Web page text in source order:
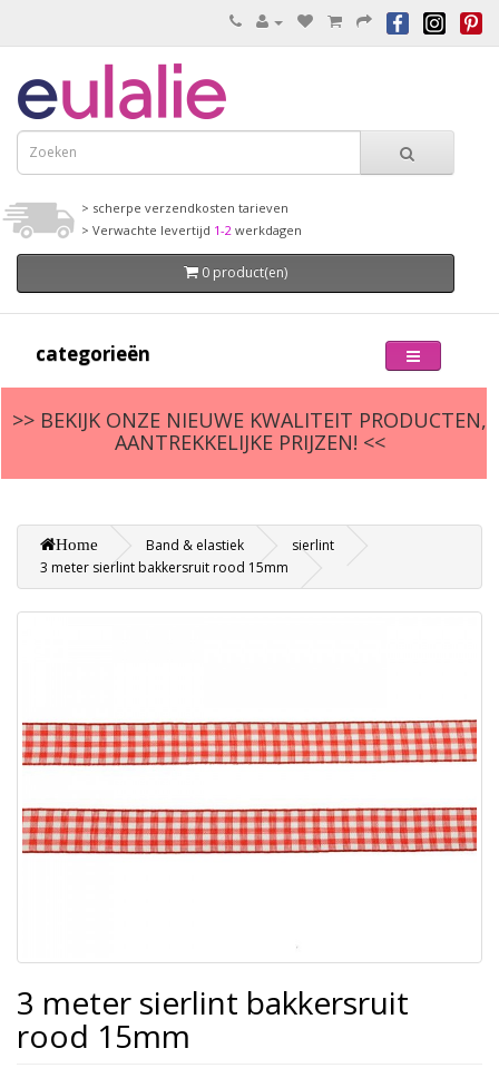
> scherpe verzendkosten tarieven
> Verwachte levertijd 1-2 werkdagen
0 product(en)
categorieën
>> BEKIJK ONZE NIEUWE KWALITEIT PRODUCTEN,
AANTREKKELIJKE PRIJZEN! <<
Home Band & elastiek
sierlint
3 meter sierlint bakkersruit rood 15mm
3 meter sierlint bakkersruit
rood 15mm